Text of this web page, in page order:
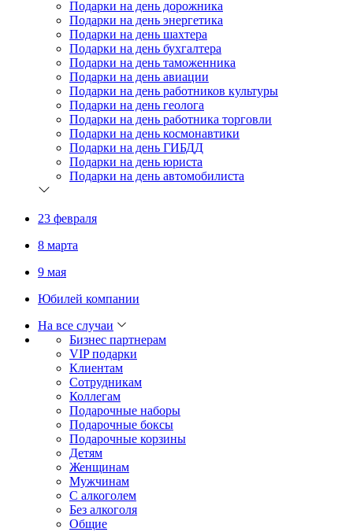
Подарки на день дорожника
Подарки на день энергетика
Подарки на день шахтера
Подарки на день бухгалтера
Подарки на день таможенника
Подарки на день авиации
Подарки на день работников культуры
Подарки на день геолога
Подарки на день работника торговли
Подарки на день космонавтики
Подарки на день ГИБДД
Подарки на день юриста
Подарки на день автомобилиста
23 февраля
8 марта
9 мая
Юбилей компании
На все случаи
Бизнес партнерам
VIP подарки
Клиентам
Сотрудникам
Коллегам
Подарочные наборы
Подарочные боксы
Подарочные корзины
Детям
Женщинам
Мужчинам
С алкоголем
Без алкоголя
Общие